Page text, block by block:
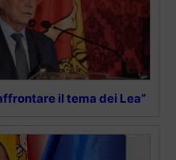
il tema dei Lea”